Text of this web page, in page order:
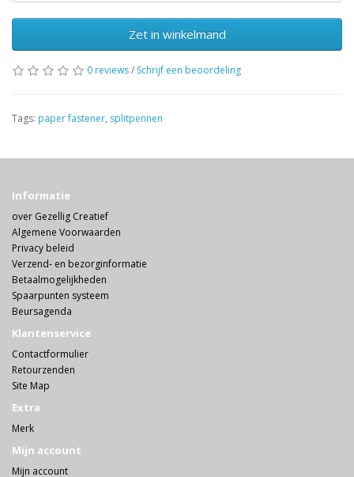
Zet in winkelmand
0 reviews/ Schrijf een beoordeling
Tags: paper fastener, splitpennen
Informatie
over Gezellig Creatief
Algemene Voorwaarden
Privacy beleid
Verzend- en bezorginformatie
Betaalmogelijkheden
Spaarpunten systeem
Beursagenda
Klantenservice
Contactformulier
Retourzenden
Site Map
Extra
Merk
Mijn account
Mijn account